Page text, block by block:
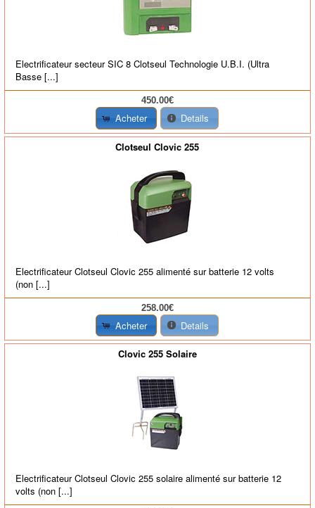
Electrificateur secteur SIC 8 Clotseul Technologie U.B.I. (Ultra
Basse [...]
450.00€
Acheter Details
Clotseul Clovic 255
Electrificateur Clotseul Clovic 255 alimenté sur batterie 12 volts
(non [...]
258.00€
Acheter Details
Clovic 255 Solaire
Electrificateur Clotseul Clovic 255 solaire alimenté sur batterie 12
volts (non [...]